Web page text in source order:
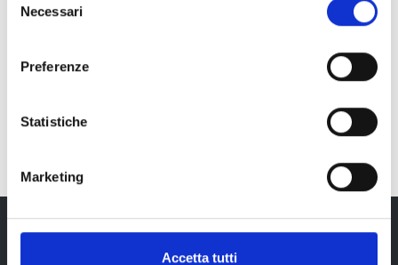
delNecessari
Preferenze
Statistiche
Marketing
Accetta tutti